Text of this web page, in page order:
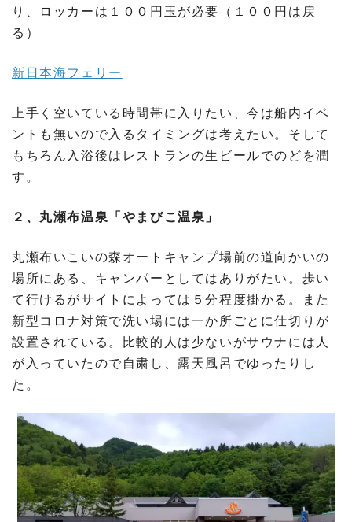
り、ロッカーは１００円玉が必要（１００円は戻
る）
新日本海フェリー
上手く空いている時間帯に入りたい、今は船内イベ
ントも無いので入るタイミングは考えたい。そして
もちろん入浴後はレストランの生ビールでのどを潤
す。
２、丸瀬布温泉「やまびこ温泉」
丸瀬布いこいの森オートキャンプ場前の道向かいの
場所にある、キャンパーとしてはありがたい。歩い
て行けるがサイトによっては５分程度掛かる。また
新型コロナ対策で洗い場には一か所ごとに仕切りが
設置されている。比較的人は少ないがサウナには人
が入っていたので自粛し、露天風呂でゆったりし
た。